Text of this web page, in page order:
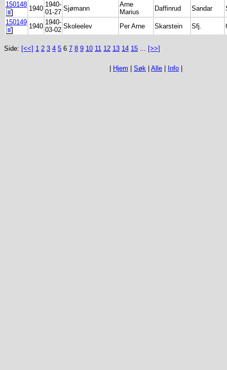
150148
1940
1940-
01-27 Sjømann
Arne
Marius
Daffinrud Sandar
150149
1940
1940-
03-02 Skoleelev Per Arne Skarstein Sfj.
Side: [<<] 1 2 3 4 5 6 7 8 9 10 11 12 13 14 15 ... [>>]
Hjem Søk Alle Info